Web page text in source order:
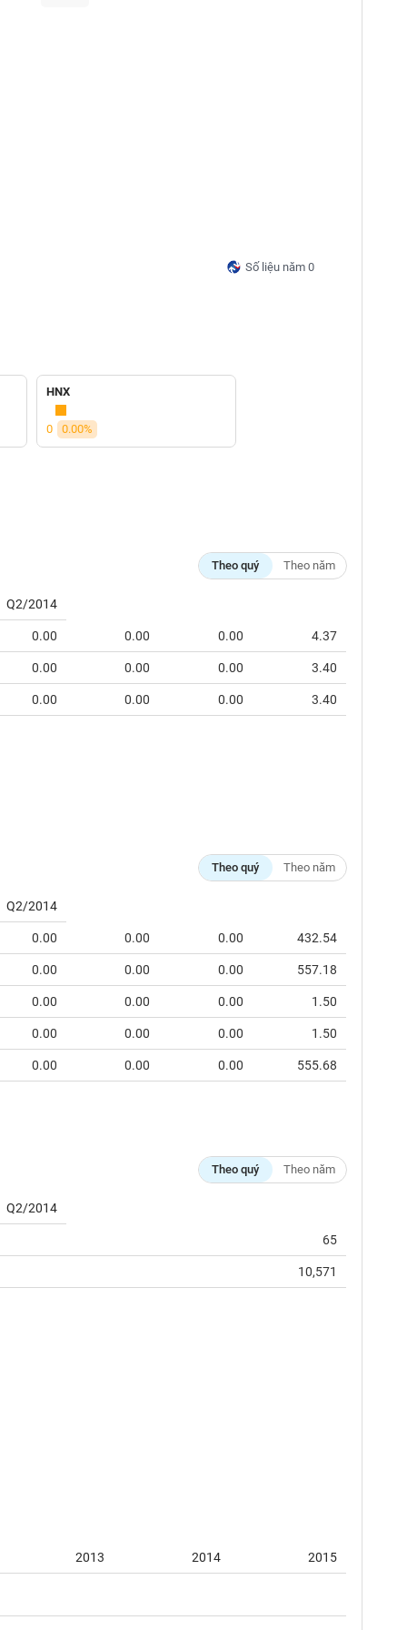
Số liệu năm 0
HNX
0 0.00%
Theo quý Theo năm
Q2/2014
0.00 0.00 0.00 4.37
0.00 0.00 0.00 3.40
0.00 0.00 0.00 3.40
Theo quý Theo năm
Q2/2014
0.00 0.00 0.00 432.54
0.00 0.00 0.00 557.18
0.00 0.00 0.00 1.50
0.00 0.00 0.00 1.50
0.00 0.00 0.00 555.68
Theo quý Theo năm
Q2/2014
65
10,571
2013 2014 2015